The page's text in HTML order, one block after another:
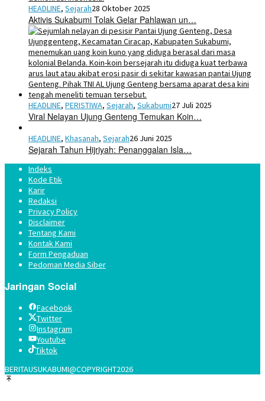
HEADLINE, Sejarah28 Oktober 2025
Aktivis Sukabumi Tolak Gelar Pahlawan un…
HEADLINE, PERISTIWA, Sejarah, Sukabumi27 Juli 2025
Viral Nelayan Ujung Genteng Temukan Koin…
HEADLINE, Khasanah, Sejarah26 Juni 2025
Sejarah Tahun Hijriyah: Penanggalan Isla…
Indeks
Kode Etik
Karir
Redaksi
Privacy Policy
Disclaimer
Tentang Kami
Kontak Kami
Form Pengaduan
Pedoman Media Siber
Jaringan Social
Facebook
Twitter
Instagram
Youtube
Tiktok
BERITAUSUKABUMI@COPYRIGHT2026